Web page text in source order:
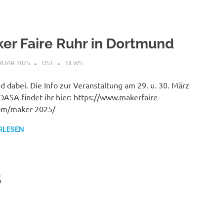
Faire Ruhr in Dortmund
2025 DST NEWS
dabei. Die Info zur Veranstaltung am 29. u. 30. März
findet ihr hier: https://www.makerfaire-
maker-2025/